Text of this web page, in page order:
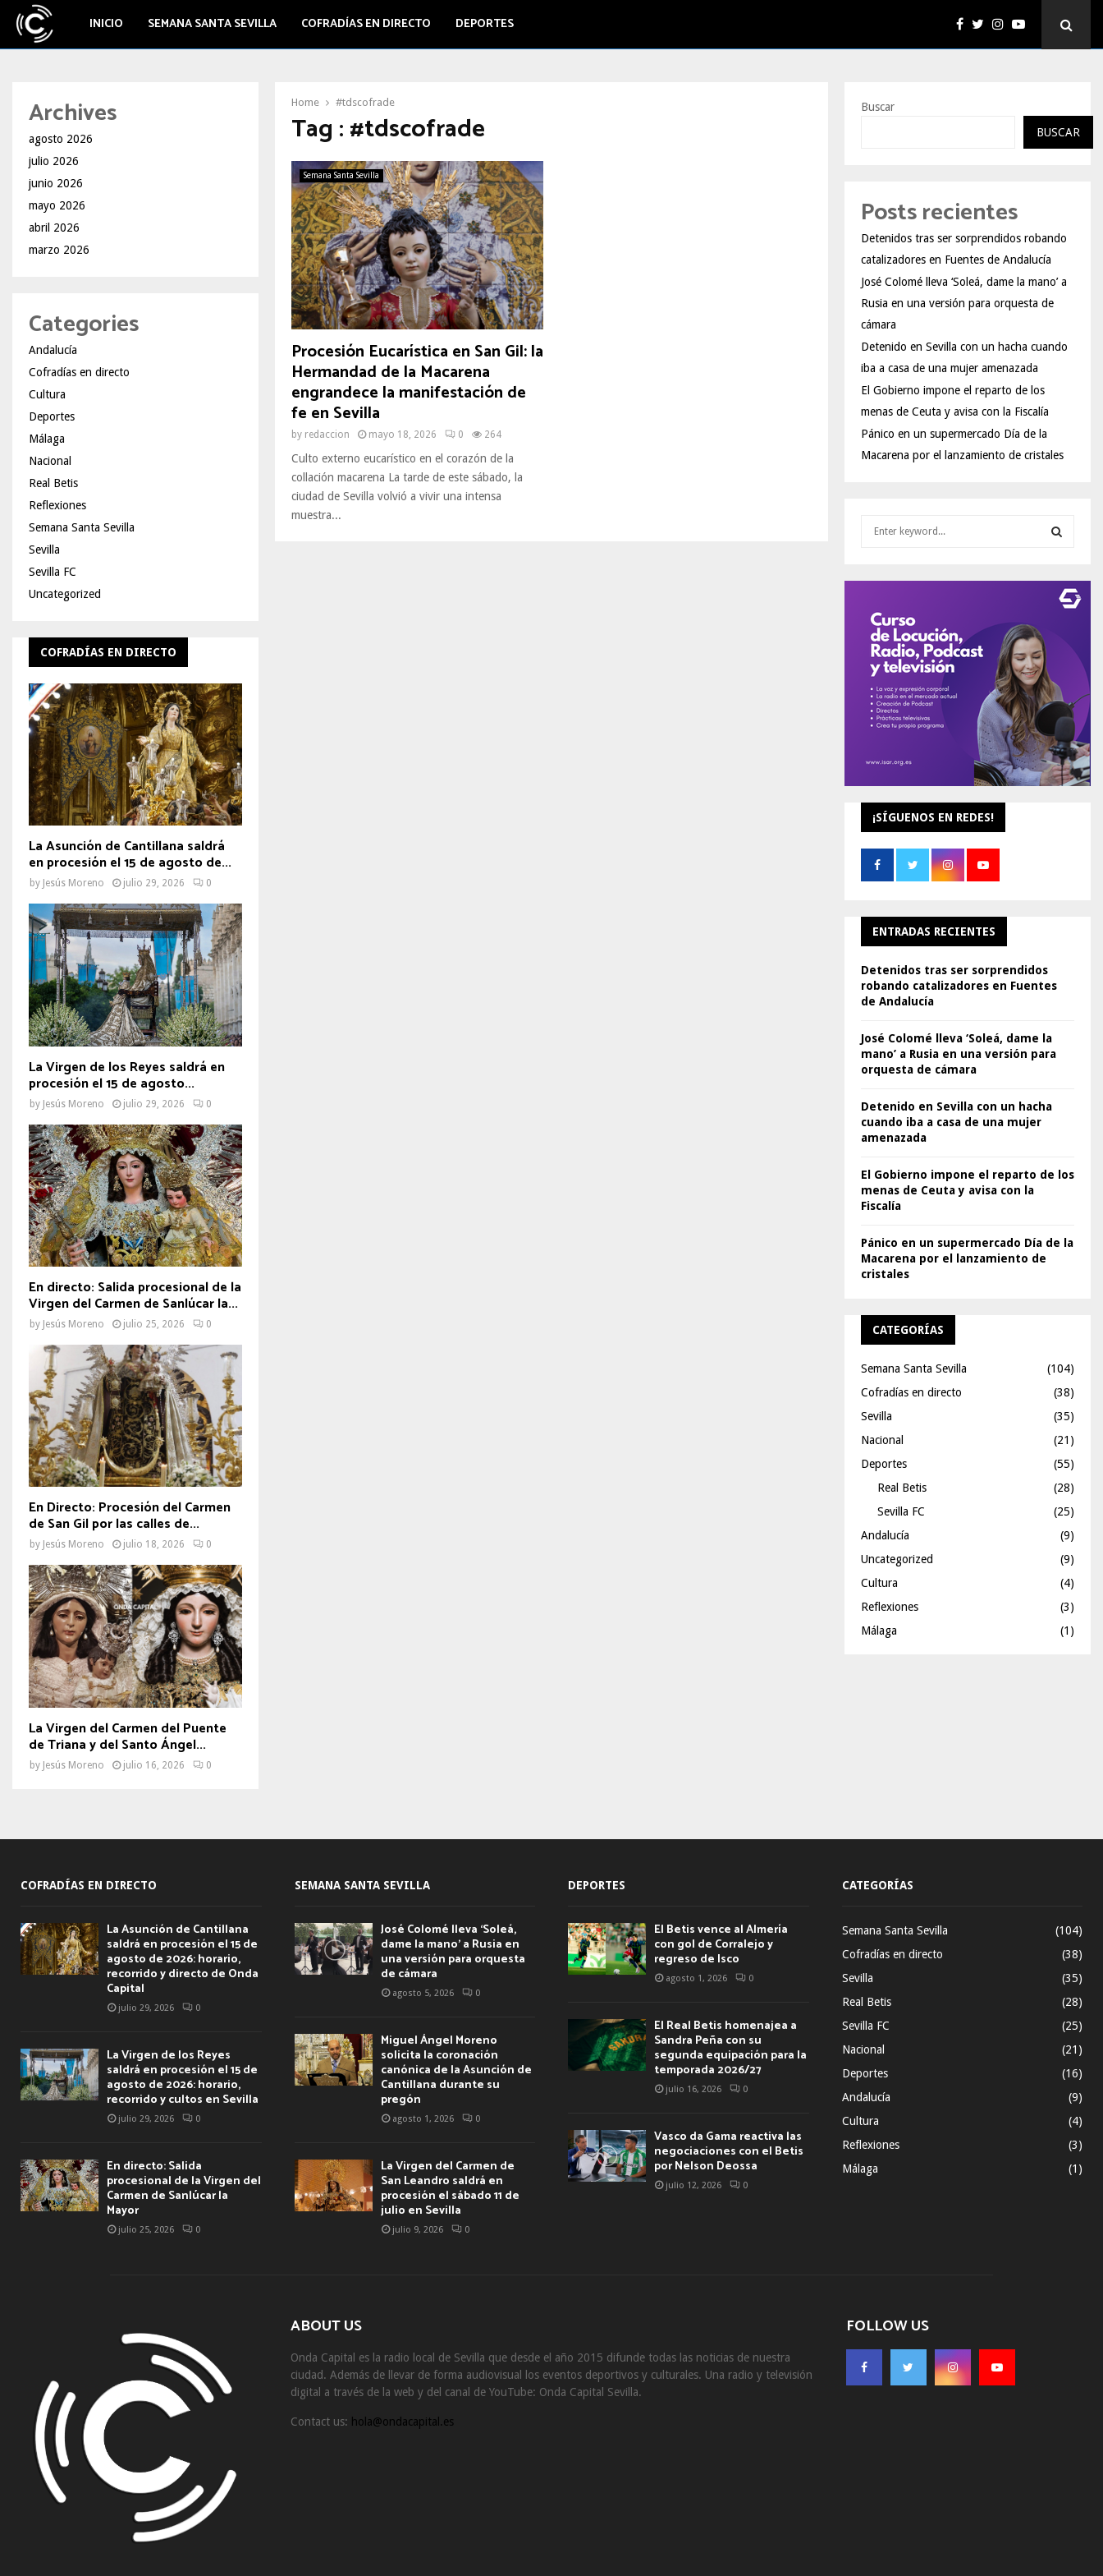
INICIO SEMANA SANTA SEVILLA COFRADÍAS EN DIRECTO DEPORTES
Home #tdscofrade
Tag : #tdscofrade
Semana Santa Sevilla
Procesión Eucarística en San Gil: la
Hermandad de la Macarena
engrandece la manifestación de
fe en Sevilla
by redaccion mayo 18, 2026 0 264
Culto externo eucarístico en el corazón de la
collación macarena La tarde de este sábado, la
ciudad de Sevilla volvió a vivir una intensa
muestra...
Archives
agosto 2026
julio 2026
junio 2026
mayo 2026
abril 2026
marzo 2026
Categories
Andalucía
Cofradías en directo
Cultura
Deportes
Málaga
Nacional
Real Betis
Reflexiones
Semana Santa Sevilla
Sevilla
Sevilla FC
Uncategorized
COFRADÍAS EN DIRECTO
La Asunción de Cantillana saldrá
en procesión el 15 de agosto de...
by Jesús Moreno julio 29, 2026 0
La Virgen de los Reyes saldrá en
procesión el 15 de agosto...
by Jesús Moreno julio 29, 2026 0
En directo: Salida procesional de la
Virgen del Carmen de Sanlúcar la...
by Jesús Moreno julio 25, 2026 0
En Directo: Procesión del Carmen
de San Gil por las calles de...
by Jesús Moreno julio 18, 2026 0
La Virgen del Carmen del Puente
de Triana y del Santo Ángel...
by Jesús Moreno julio 16, 2026 0
Buscar
BUSCAR
Posts recientes
Detenidos tras ser sorprendidos robando
catalizadores en Fuentes de Andalucía
José Colomé lleva ‘Soleá, dame la mano’ a
Rusia en una versión para orquesta de
cámara
Detenido en Sevilla con un hacha cuando
iba a casa de una mujer amenazada
El Gobierno impone el reparto de los
menas de Ceuta y avisa con la Fiscalía
Pánico en un supermercado Día de la
Macarena por el lanzamiento de cristales
C
H
¡SÍGUENOS EN REDES!
ENTRADAS RECIENTES
Detenidos tras ser sorprendidos
robando catalizadores en Fuentes
de Andalucía
José Colomé lleva ‘Soleá, dame la
mano’ a Rusia en una versión para
orquesta de cámara
Detenido en Sevilla con un hacha
cuando iba a casa de una mujer
amenazada
El Gobierno impone el reparto de los
menas de Ceuta y avisa con la
Fiscalía
Pánico en un supermercado Día de la
Macarena por el lanzamiento de
cristales
CATEGORÍAS
Semana Santa Sevilla
(104)
Cofradías en directo
(38)
Sevilla
(35)
Nacional
(21)
Deportes
(55)
Real Betis
(28)
Sevilla FC
(25)
Andalucía
(9)
Uncategorized
(9)
Cultura
(4)
Reflexiones
(3)
Málaga
(1)
COFRADÍAS EN DIRECTO
La Asunción de Cantillana
saldrá en procesión el 15 de
agosto de 2026: horario,
recorrido y directo de Onda
Capital
julio 29, 2026 0
La Virgen de los Reyes
saldrá en procesión el 15 de
agosto de 2026: horario,
recorrido y cultos en Sevilla
julio 29, 2026 0
En directo: Salida
procesional de la Virgen del
Carmen de Sanlúcar la
Mayor
julio 25, 2026 0
SEMANA SANTA SEVILLA
José Colomé lleva ‘Soleá,
dame la mano’ a Rusia en
una versión para orquesta
de cámara
agosto 5, 2026 0
Miguel Ángel Moreno
solicita la coronación
canónica de la Asunción de
Cantillana durante su
pregón
agosto 1, 2026 0
La Virgen del Carmen de
San Leandro saldrá en
procesión el sábado 11 de
julio en Sevilla
julio 9, 2026 0
DEPORTES
El Betis vence al Almería
con gol de Corralejo y
regreso de Isco
agosto 1, 2026 0
El Real Betis homenajea a
Sandra Peña con su
segunda equipación para la
temporada 2026/27
julio 16, 2026 0
Vasco da Gama reactiva las
negociaciones con el Betis
por Nelson Deossa
julio 12, 2026 0
CATEGORÍAS
Semana Santa Sevilla
(104)
Cofradías en directo
(38)
Sevilla
(35)
Real Betis
(28)
Sevilla FC
(25)
Nacional
(21)
Deportes
(16)
Andalucía
(9)
Cultura
(4)
Reflexiones
(3)
Málaga
(1)
ABOUT US
Onda Capital es la radio local de Sevilla que desde el año 2015 difunde todas las noticias de nuestra
ciudad. Además de llevar de forma audiovisual los eventos deportivos y culturales. Una radio y televisión
digital a través de la web y del canal de YouTube: Onda Capital Sevilla.
Contact us: hola@ondacapital.es
FOLLOW US